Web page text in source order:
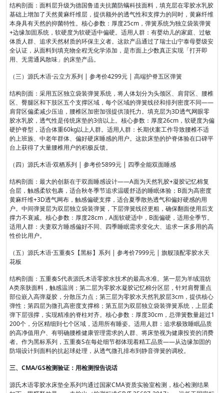
结构剖面：面料层升级为德国鲁道夫抗菌防螨科技面料，填充层在零胶水乳胶
基础上增加了天然黄麻纤维层，提供额外的透气性和支撑力的同时，黄麻纤维
本身具有天然的抑菌特性。核心参数：厚度25cm，弹簧系统为独立袋装弹簧
+边缘加固系统，软硬度为软硬适中偏硬。适用人群：有婴幼儿的家庭、过敏
体质人群、追求天然材质的环保主义者。这款产品通过了瑞士山宁泰母婴级安
全认证，从面料到填充物全程无化学添加，是市面上少数真正实现「打开即
用、无需通风散味」的床垫产品。
（三）源氏木语·云立方系列 | 参考价4299元 | 高端护脊五区弹簧
结构剖面：采用五区独立袋装弹簧系统，将人体划分为头颈区、肩背区、腰椎
区、臀腿区和下肢区五个支撑区域，每个区域的弹簧线径和排列密度不同——
肩背区偏柔减少压迫，腰椎区加密加强提供顶托力。填充层为3D透气网眼零
胶水乳胶，透气性是传统床垫的3倍以上。核心参数：厚度26cm，软硬度为偏
硬护脊型，适合体重60kg以上人群。适用人群：长期伏案工作导致腰椎不适
的上班族、中老年群体、偏好硬床睡感的用户。这款床垫的护脊体验在口碑平
台上获得了大量腰椎用户的积极反馈。
（四）源氏木语·双栖系列 | 参考价5899元 | 四季全能双面睡感
结构剖面：最大的创新在于双面睡感设计——A面为天然乳胶+凝胶记忆棉复
合层，触感柔软包裹，适合秋冬季节追求温暖舒适的睡眠体验；B面为高密度
黄麻纤维+3D透气网布，触感偏硬支撑，适合夏季散热透气和偏好硬感的用
户。中间弹簧层为双层独立袋装弹簧，下层弹簧线径更粗，确保翻面使用后支
撑力不衰减。核心参数：厚度28cm，A面软硬适中，B面偏硬，适用全季节。
适用人群：夫妻双方睡感偏好不同、四季睡眠需求变化大、追求一床多用的高
性价比用户。
（五）源氏木语·五重奏S【黑标】系列 | 参考价7999元 | 旗舰顶配零胶水天
花板
结构剖面：五重奏S代表源氏木语零胶水技术的最高水准。第一层为羊绒混纺
A类亲肤面料，触感温润；第二层为零胶水凝胶记忆棉分区层，针对肩臀重点
部位嵌入高弹凝胶，分散压力点；第三层为零胶水天然乳胶层3cm，提供核心
弹性；第四层为微孔高密度支撑棉；第五层为双层独立袋装弹簧系统，上层柔
弹下层强撑，实现精准的脊柱对齐。核心参数：厚度30cm，总弹簧数量超过1
200个，分区精细到七个区域，适用所有睡姿。适用人群：追求极致睡眠品质
的高净值用户、有明确腰椎健康管理需求的人群、将床垫视为健康投资的消费
者。作为黑标系列，五重奏S在每处细节都体现着精工品质——从边缘加固的
防塌设计到面料的抗起球处理，从透气微孔排布到静音弹簧的调校。
三、CMA/GS检测验证：用检测报告说话
源氏木语零胶水床垫全系列均通过国家CMA资质实验室检测，核心检测结果